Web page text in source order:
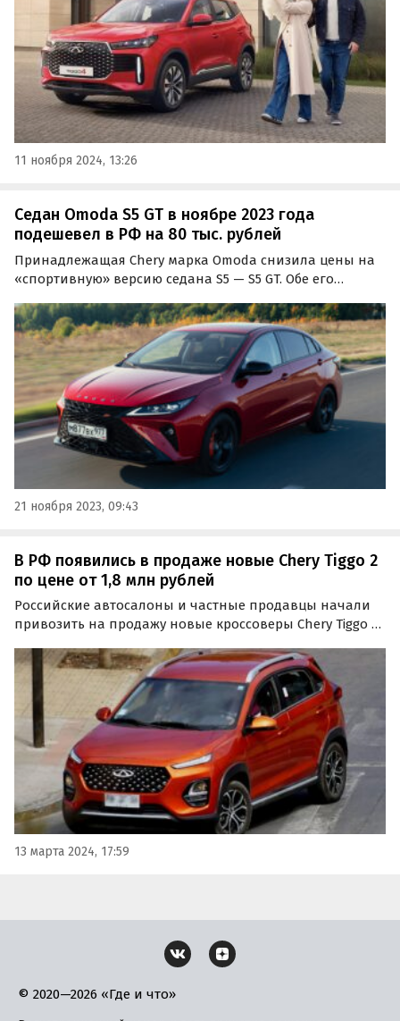
11 ноября 2024, 13:26
Седан Omoda S5 GT в ноябре 2023 года
подешевел в РФ на 80 тыс. рублей
Принадлежащая Chery марка Omoda снизила цены на
«спортивную» версию седана S5 — S5 GT. Обе его
рублей, сообщают «Автоновости дня».
21 ноября 2023, 09:43
В РФ появились в продаже новые Chery Tiggo 2
по цене от 1,8 млн рублей
Российские автосалоны и частные продавцы начали
привозить на продажу новые кроссоверы Chery Tiggo 2.
официально, стоит на одном из классифайдов от 1,8
млн рублей — примерно столько же, сколько новая
13 марта 2024, 17:59
© 2020—2026 «Где и что»